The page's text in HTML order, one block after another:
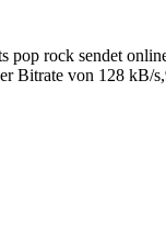
rock sendet
von 128 kB/